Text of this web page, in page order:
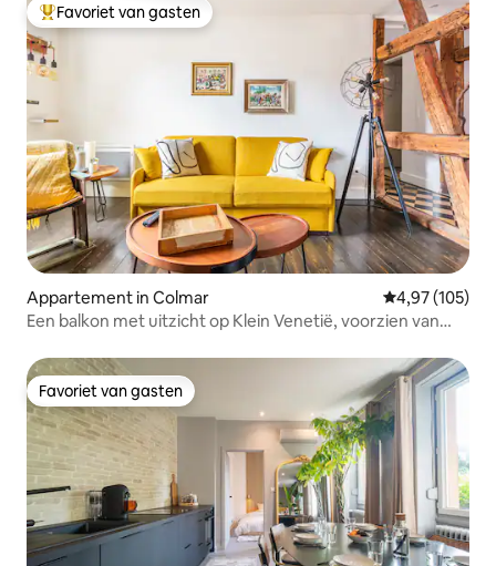
Topfavoriet van gasten
Favoriet van gasten
Appartement in Colmar Gemiddelde
4,97 (105)
Een balkon met uitzicht op Klein Venetië, voorzien van
Favoriet van gasten
Favoriet van gasten